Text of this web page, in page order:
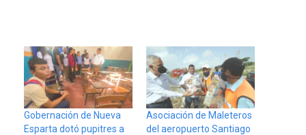
Gobernación de Nueva
Esparta dotó pupitres a
Asociación de Maleteros
del aeropuerto Santiago